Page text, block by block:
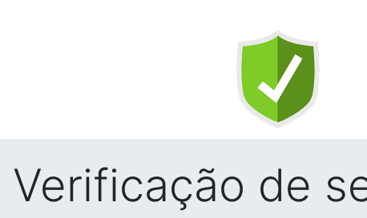
Verificação de